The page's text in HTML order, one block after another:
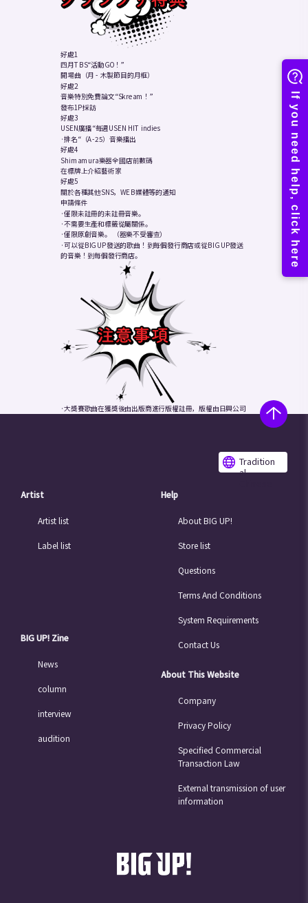
好處1
四月TBS“活動GO！”
開場曲（月 - 木製節目的月框）
好處2
音樂特別免費論文“Skream！”
發布1P採訪
好處3
USEN廣播“每週USEN HIT indies
·排名“（A-25）音樂播出
好處4
Shimamura樂器全國店前數碼
在標牌上介紹藝術家
好處5
關於各種其他SNS，WEB媒體等的通知
申請條件
·僅限未註冊的未註冊音樂。
·不需要生產和標籤從屬關係。
·僅限原創音樂。 （器樂不受審查）
·可以從BIG UP發送的歌曲！到每個發行商店或從BIG UP發送
的音樂！到每個發行商店。
·大獎賽歌曲在獲獎後由出版商進行版權註冊，版權由日興公司
·Grand Prix歌曲將自動從BIG UP發佈到每個發行商店。
·Grand Prix歌曲也會自動註冊在U-NEXT“MUSIC TANK”，
http://mt.usen.com/
意。
·我們無法回答有關篩選標準和結果的問題。
·當判斷它不屬於進入條件時，它將被排除在選擇之外。
Tradition
al
Artist
Artist list
Label list
BIG UP! Zine
News
column
interview
audition
Help
About BIG UP!
Store list
Questions
Terms And Conditions
System Requirements
Contact Us
About This Website
Company
Privacy Policy
Specified Commercial
Transaction Law
External transmission of user
information